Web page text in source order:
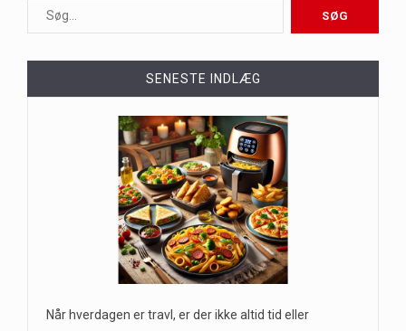
SENESTE INDLÆG
Når hverdagen er travl, er der ikke altid tid eller